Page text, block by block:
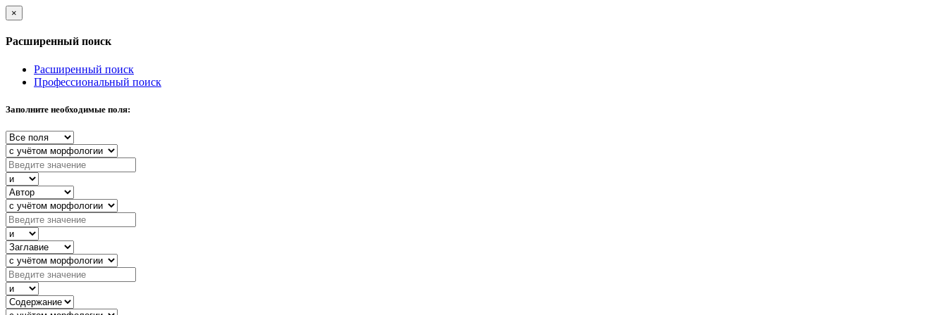
×
Расширенный поиск
Расширенный поиск
Профессиональный поиск
Заполните необходимые поля: